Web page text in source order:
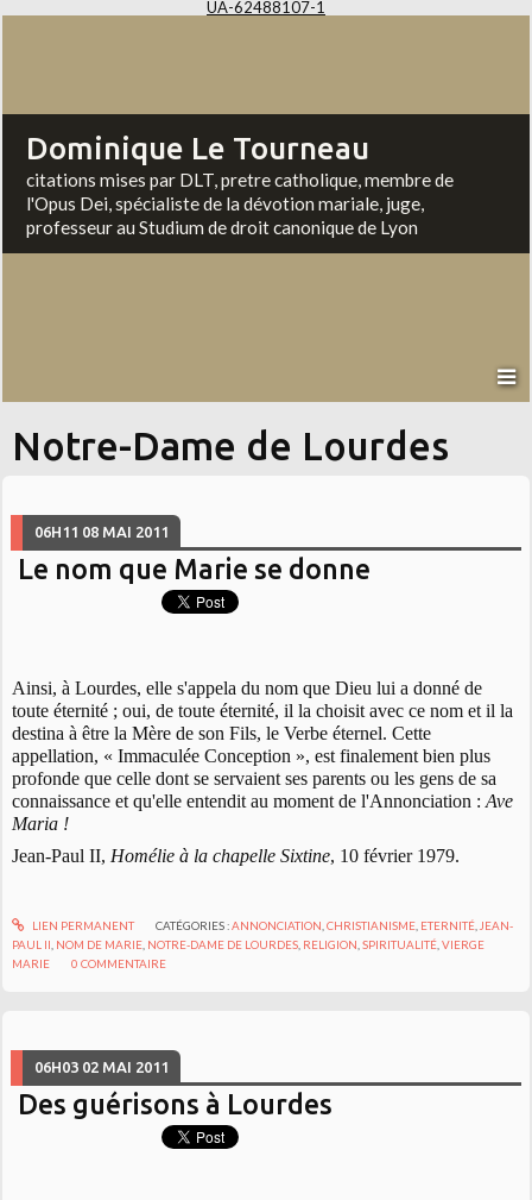
UA-62488107-1
Dominique Le Tourneau
citations mises par DLT, pretre catholique, membre de
l'Opus Dei, spécialiste de la dévotion mariale, juge,
professeur au Studium de droit canonique de Lyon
Notre-Dame de Lourdes
06H11 08 MAI 2011
Le nom que Marie se donne
Ainsi, à Lourdes, elle s'appela du nom que Dieu lui a donné de
toute éternité ; oui, de toute éternité, il la choisit avec ce nom et il la
destina à être la Mère de son Fils, le Verbe éternel. Cette
appellation, « Immaculée Conception », est finalement bien plus
profonde que celle dont se servaient ses parents ou les gens de sa
connaissance et qu'elle entendit au moment de l'Annonciation :Ave
Maria !
Jean-Paul II, Homélie à la chapelle Sixtine, 10 février 1979.
LIEN PERMANENT CATÉGORIES :ANNONCIATION CHRISTIANISME, ETERNITÉ, JEAN-
PAUL II NOM DE MARIE NOTRE-DAME DE LOURDES RELIGION ,SPIRITUALITÉ ,VIERGE
MARIE
0 COMMENTAIRE
06H03 02 MAI 2011
Des guérisons à Lourdes